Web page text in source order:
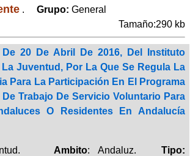
. Grupo: General
Tamaño:290 kb
De 20 De Abril De 2016, Del Instituto
Juventud, Por La Que Se Regula La
Para La Participación En El Programa
De Trabajo De Servicio Voluntario Para
O Residentes En Andalucía
Ambito: Andaluz.Tipo: